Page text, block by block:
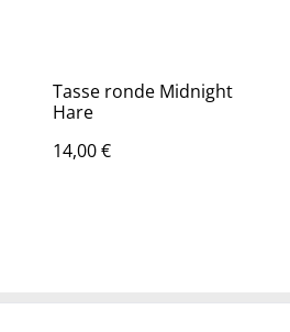
Tasse ronde Midnight
Hare
14,00 €